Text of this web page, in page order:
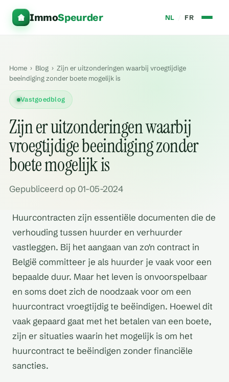
ImmoSpeurder NL FR
Home › Blog › Zijn er uitzonderingen waarbij vroegtijdige
beeindiging zonder boete mogelijk is
Vastgoedblog
Zijn er uitzonderingen waarbij
vroegtijdige beeindiging zonder
boete mogelijk is
Gepubliceerd op 01-05-2024
Huurcontracten zijn essentiële documenten die de
verhouding tussen huurder en verhuurder
vastleggen. Bij het aangaan van zo'n contract in
België committeer je als huurder je vaak voor een
bepaalde duur. Maar het leven is onvoorspelbaar
en soms doet zich de noodzaak voor om een
huurcontract vroegtijdig te beëindigen. Hoewel dit
vaak gepaard gaat met het betalen van een boete,
zijn er situaties waarin het mogelijk is om het
huurcontract te beëindigen zonder financiële
sancties.